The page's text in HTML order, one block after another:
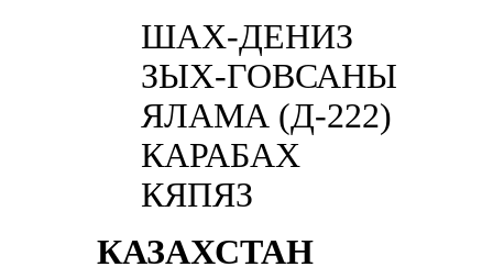
ШАХ-ДЕНИЗ
ЗЫХ-ГОВСАНЫ
ЯЛАМА (Д-222)
КАРАБАХ
КЯПЯЗ
КАЗАХСТАН